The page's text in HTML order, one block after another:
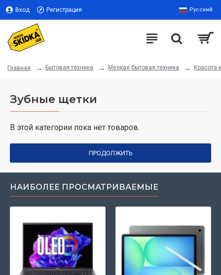
Вход Регистрация Русский
Главная Бытовая техника Мелкая бытовая техника Красота
Зубные щетки
В этой категории пока нет товаров.
ПРОДОЛЖИТЬ
НАИБОЛЕЕ ПРОСМАТРИВАЕМЫЕ